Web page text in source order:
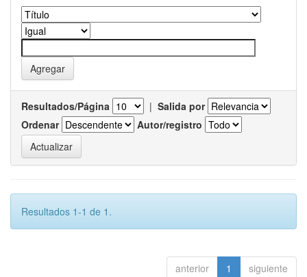
Resultados/Página | Salida por
Ordenar
Autor/registro
Resultados 1-1 de 1.
anterior 1 siguiente